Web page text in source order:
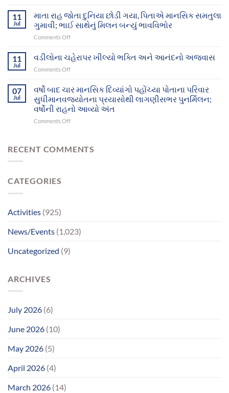
માનસિક
દિવ્યાંગો
સુધી
આશ્રમનાં
12
મનોરોગીઓભુજથી
પોતાના
પરિવાર
સુધી
11
Jul
માતા રાહ જોતા દુનિયા છોડી ગયા, પિતાએ માનસિક સમતુલા
ગુમાવી; ભાઈ સાથેનું મિલન બન્યું ભાવવિભોર
Comments Offon
રાહ
જોતા
દુનિયા
ગયા,
પિતાએ
માનસિક
મિલન
11
Jul
વડીલોના ચહેરાપર ખીલ્યો ભક્તિ અને આનંદનો અજવાસ
Comments Offon
ખીલ્યો
ભક્તિ
અને
આનંદનો
07
Jul
વર્ષો બાદ ચાર માનસિક દિવ્યાંગો પહોંચ્યા પોતાના પરિવાર
સુધીમાનવજ્યોતના પ્રયાસોથી લાગણીસભર પુનર્મિલન;
વર્ષોની રાહનો આવ્યો અંત
Comments Offon
ચાર
વર્ષોની
RECENT COMMENTS
CATEGORIES
Activities (925)
News/Events (1,023)
Uncategorized (9)
ARCHIVES
July 2026 (6)
June 2026 (10)
May 2026 (5)
April 2026 (4)
March 2026 (14)